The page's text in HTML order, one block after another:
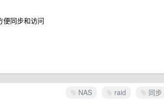
便同步和访问
NAS raid 同步